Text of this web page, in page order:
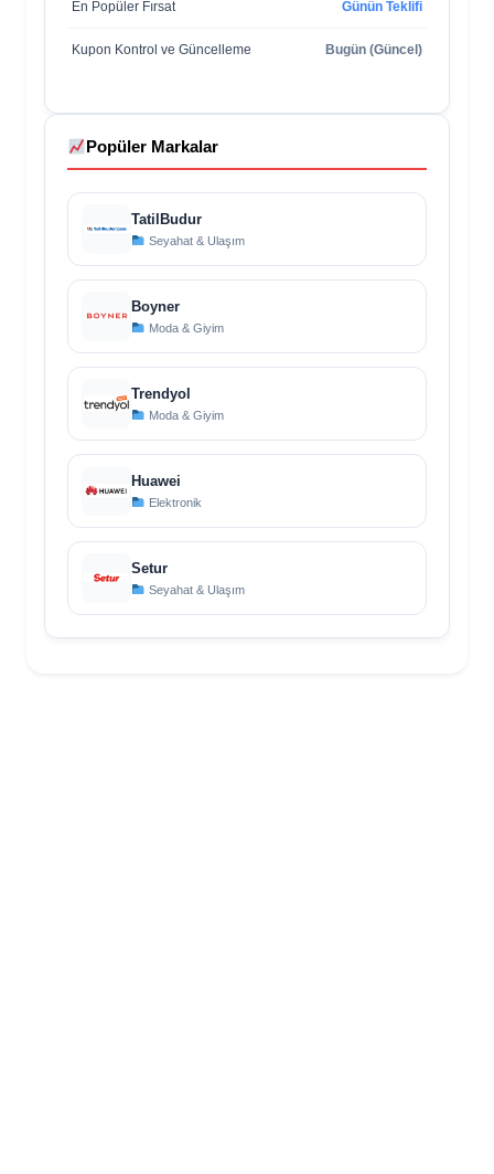
En Popüler Fırsat Günün Teklifi
Kupon Kontrol ve Güncelleme Bugün (Güncel)
Popüler Markalar
TatilBudur
Seyahat & Ulaşım
Boyner
Moda & Giyim
Trendyol
Moda & Giyim
Huawei
Elektronik
Setur
Seyahat & Ulaşım